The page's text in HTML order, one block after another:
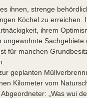
ihnen, strenge
Köchel zu erreichen.
ihrem
ungewohnte Sachgebiete
für manchen
geplanten
Kilometer vom
„Was wui